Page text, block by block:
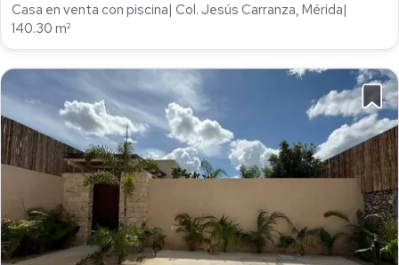
Casa en venta con piscina| Col. Jesús Carranza, Mérida|
140.30 m²